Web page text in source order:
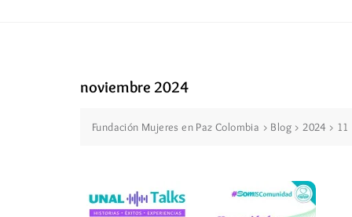
noviembre 2024
Fundación Mujeres en Paz Colombia > Blog >2024 > 11